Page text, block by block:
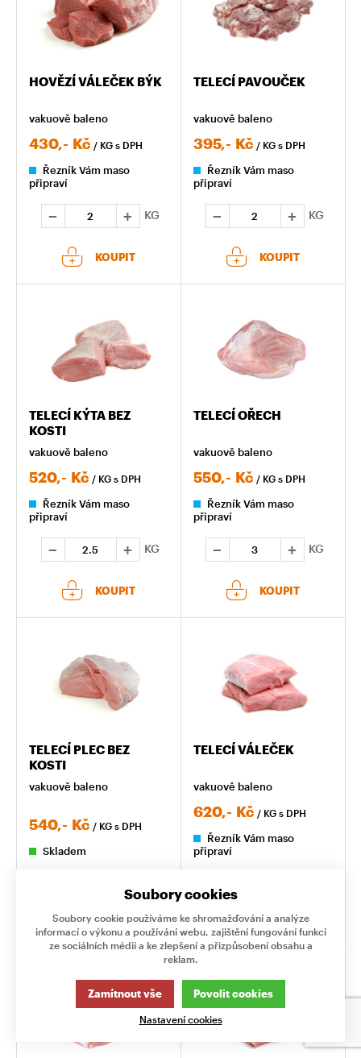
HOVĚZÍ VÁLEČEK BÝK
vakuově baleno
430,- Kč / KG s DPH
Řezník Vám maso
připraví
KG
KOUPIT
TELECÍ PAVOUČEK
vakuově baleno
395,- Kč / KG s DPH
Řezník Vám maso
připraví
KG
KOUPIT
TELECÍ KÝTA BEZ
KOSTI
vakuově baleno
520,- Kč / KG s DPH
Řezník Vám maso
připraví
KG
KOUPIT
TELECÍ OŘECH
vakuově baleno
550,- Kč / KG s DPH
Řezník Vám maso
připraví
KG
KOUPIT
TELECÍ PLEC BEZ
KOSTI
vakuově baleno
540,- Kč / KG s DPH
Skladem
KOUPIT
TELECÍ VÁLEČEK
vakuově baleno
620,- Kč / KG s DPH
Řezník Vám maso
připraví
KOUPIT
Soubory cookies
Soubory cookie používáme ke shromažďování a analýze
informací o výkonu a používání webu, zajištění fungování funkcí
ze sociálních médií a ke zlepšení a přizpůsobení obsahu a
reklam.
Zamítnout vše Povolit cookies
Nastavení cookies